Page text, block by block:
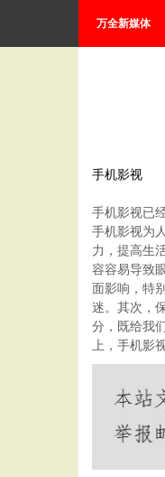
万全新媒体
手机影视
手机影视已
手机影视为
力，提高生
容容易导致
面影响，特
迷。其次，
分，既给我
上，手机影